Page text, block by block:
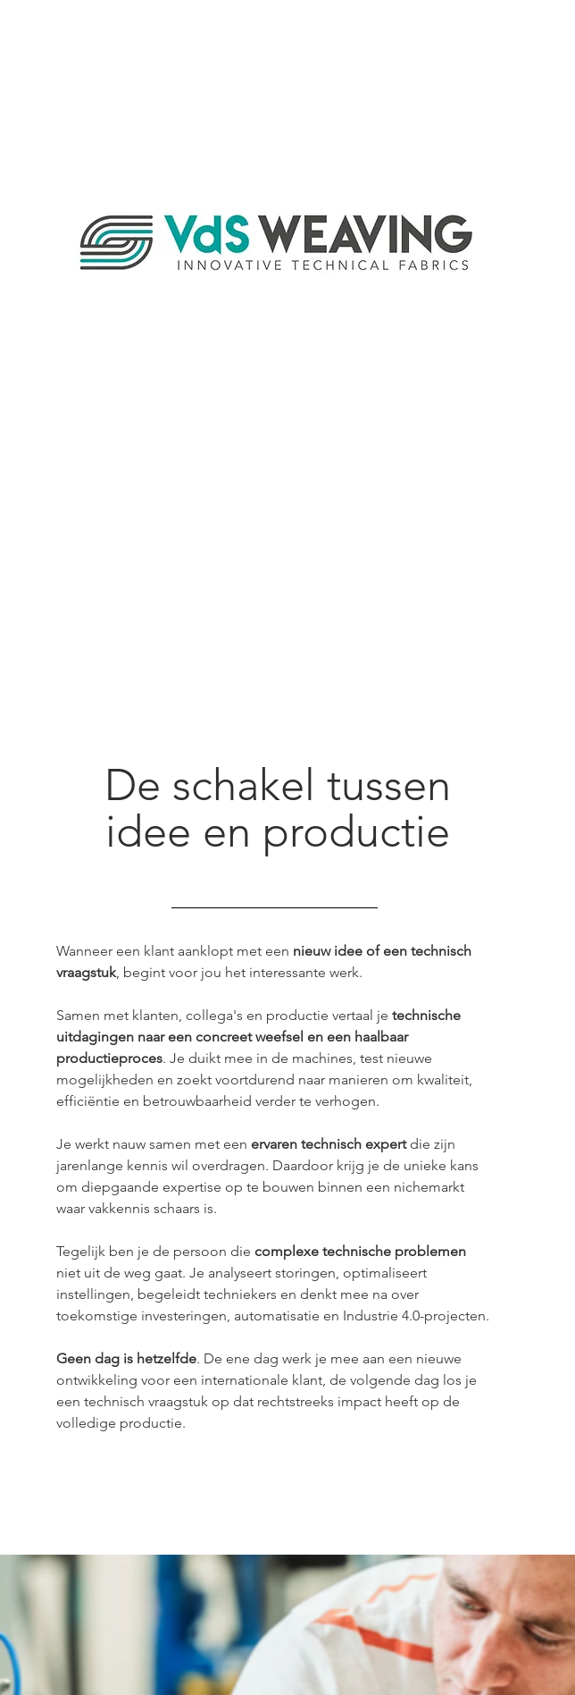
De schakel tussen
idee en productie
Wanneer een klant aanklopt met een nieuw idee of een technisch
vraagstuk, begint voor jou het interessante werk.
Samen met klanten, collega's en productie vertaal je technische
uitdagingen naar een concreet weefsel en een haalbaar
productieproces. Je duikt mee in de machines, test nieuwe
mogelijkheden en zoekt voortdurend naar manieren om kwaliteit,
efficiëntie en betrouwbaarheid verder te verhogen.
Je werkt nauw samen met een ervaren technisch expert die zijn
jarenlange kennis wil overdragen. Daardoor krijg je de unieke kans
om diepgaande expertise op te bouwen binnen een nichemarkt
waar vakkennis schaars is.
Tegelijk ben je de persoon die complexe technische problemen
niet uit de weg gaat. Je analyseert storingen, optimaliseert
instellingen, begeleidt techniekers en denkt mee na over
toekomstige investeringen, automatisatie en Industrie 4.0-projecten.
Geen dag is hetzelfde. De ene dag werk je mee aan een nieuwe
ontwikkeling voor een internationale klant, de volgende dag los je
een technisch vraagstuk op dat rechtstreeks impact heeft op de
volledige productie.